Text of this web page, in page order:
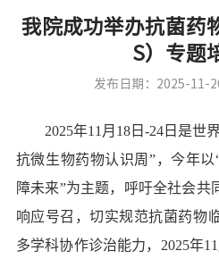
我院成功举办抗菌药
S）专题
发布日期：2025-11-
2025年11 月 18日 -24日是世
抗微生物药物认识周”，今年
障未来”为主题，呼吁全社会共
响应号召，切实规范抗菌药物
多学科协作诊治能力， 2025年11